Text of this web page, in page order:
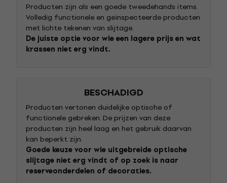
Producten zijn als een goede tweedehands items.
Volledig functionele en geïnspecteerde producten
met lichte tekenen van slijtage.
De juiste optie voor wie een lagere prijs en wat
krassen niet erg vindt.
BESCHADIGD
Producten vertonen duidelijke optische of
functionele gebreken. De prijzen van deze
producten zijn heel laag en het gebruik daarvan
kan beperkt zijn.
Goede keuze voor wie uitgebreide optische
slijtage niet erg vindt of op zoek is naar
reserveonderdelen of decoraties.